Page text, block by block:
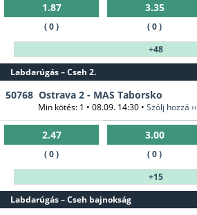
1.87
( 0 )
3.35
( 0 )
+48
Labdarúgás – Cseh 2.
50768 Ostrava 2 - MAS Taborsko
Min kötés: 1 • 08.09. 14:30 • Szólj hozzá ››
2.47
( 0 )
3.00
( 0 )
+15
Labdarúgás – Cseh bajnokság